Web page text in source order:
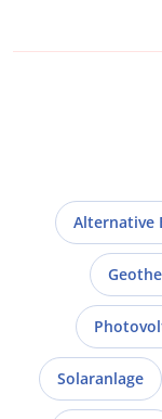
Alternative
Solaranlage